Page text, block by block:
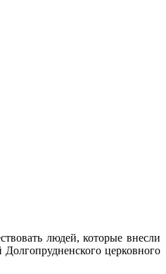
людей, которые внесли
церковного